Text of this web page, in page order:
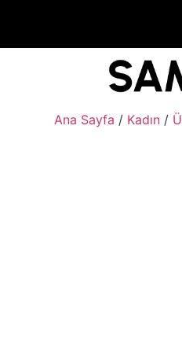
Ana Sayfa / Kadın /